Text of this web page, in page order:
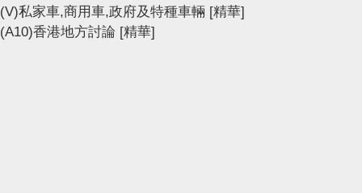
(V)私家車,商用車,政府及特種車輛 [精華]
(A10)香港地方討論 [精華]